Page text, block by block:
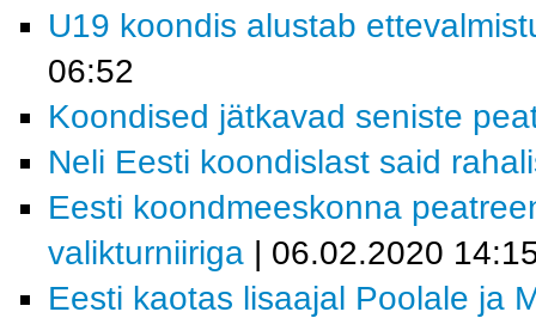
U19 koondis alustab
06:52
Koondised jätkavad seniste
Neli Eesti koondislast said
Eesti koondmeeskonna
valikturniiriga | 06.02.2020
Eesti kaotas lisaajal Poolale ja